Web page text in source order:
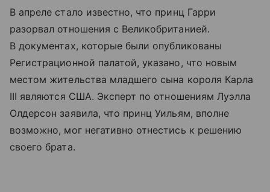
В апреле стало известно, что принц Гарри
разорвал отношения с Великобританией.
В документах, которые были опубликованы
Регистрационной палатой, указано, что новым
местом жительства младшего сына короля Карла
III являются США. Эксперт по отношениям Луэлла
Олдерсон заявила, что принц Уильям, вполне
возможно, мог негативно отнестись к решению
своего брата.